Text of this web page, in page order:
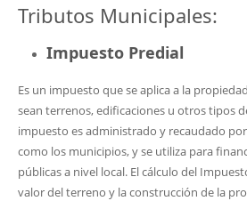
Tributos Municipales:
Impuesto Predial
Es un impuesto que se aplica a la
sean terrenos, edificaciones u otros tipos
impuesto es administrado y recaudado
como los municipios, y se utiliza para
públicas a nivel local. El cálculo del
valor del terreno y la construcción de la